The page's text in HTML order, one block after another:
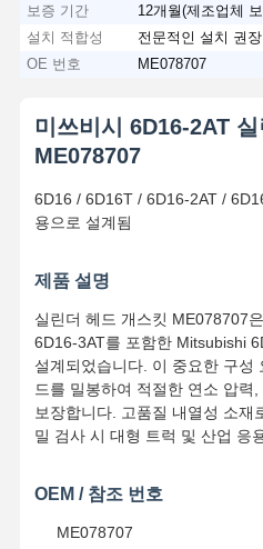
보증 기간
12개월(제조업체
설치 적합성
전문적인 설치 권장
OE 번호
ME078707
미쓰비시 6D16-2AT
ME078707
6D16 / 6D16T / 6D16-2AT /
용으로 설계됨
제품 설명
실린더 헤드 개스킷 ME078707
6D16-3AT를 포함한 Mitsubishi
설계되었습니다. 이 중요한 구성
드를 밀봉하여 적절한 연소 압력
보장합니다. 고품질 내열성 소재
밀 검사 시 대형 트럭 및 산업 응
OEM / 참조 번호
ME078707